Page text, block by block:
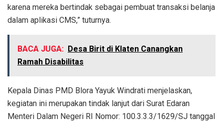
karena mereka bertindak sebagai pembuat transaksi belanja
dalam aplikasi CMS,” tuturnya.
BACA JUGA: Desa Birit di Klaten Canangkan
Ramah Disabilitas
Kepala Dinas PMD Blora Yayuk Windrati menjelaskan,
kegiatan ini merupakan tindak lanjut dari Surat Edaran
Menteri Dalam Negeri RI Nomor: 100.3.3.3/1629/SJ tanggal